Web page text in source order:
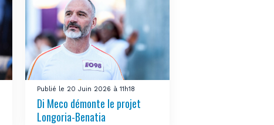
Publié le 20 Juin 2026 à 11h18
Di Meco démonte le projet
Longoria-Benatia